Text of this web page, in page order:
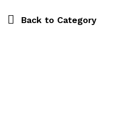
Back to Category